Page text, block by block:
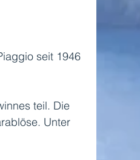
seit 1946
teil. Die
Unter